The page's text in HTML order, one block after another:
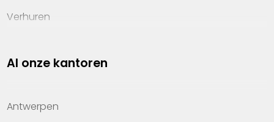
Verhuren
Property management
Kennis van wonen
Al onze kantoren
Antwerpen